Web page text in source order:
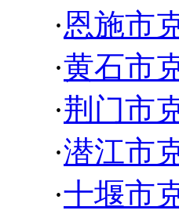
·恩施市
·黄石市
·荆门市
·潜江市
·十堰市